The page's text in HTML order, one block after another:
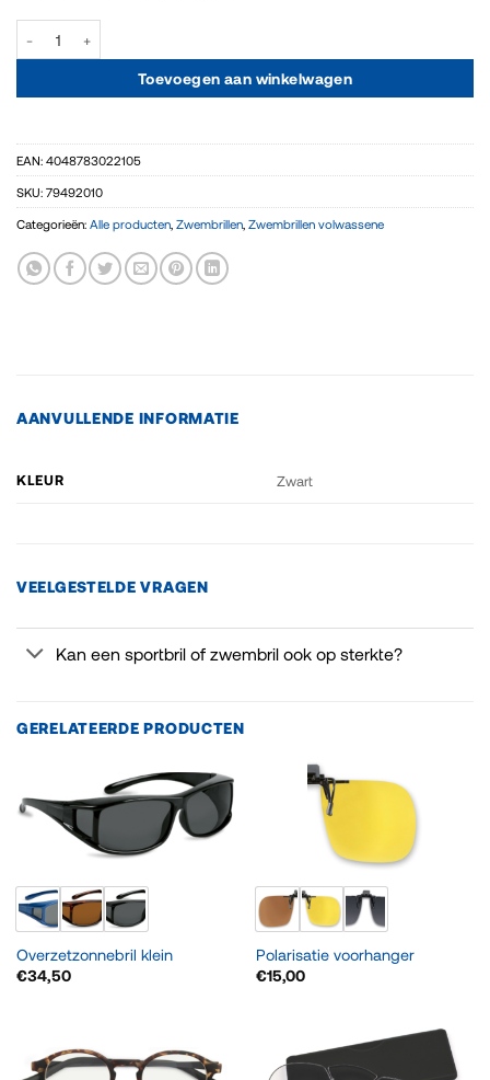
Toevoegen aan winkelwagen
EAN: 4048783022105
SKU: 79492010
Categorieën: Alle producten Zwembrillen Zwembrillen volwassene
AANVULLENDE INFORMATIE
KLEUR Zwart
VEELGESTELDE VRAGEN
Kan een sportbril of zwembril ook op sterkte?
GERELATEERDE PRODUCTEN
Overzetzonnebril klein
€34,50
Polarisatie voorhanger
€15,00